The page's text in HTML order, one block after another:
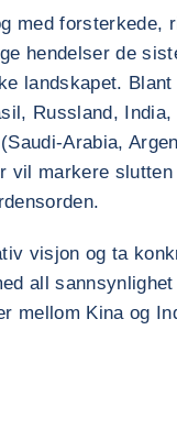
med forsterkede,
hendelser de
landskapet. Blant
Russland,
Arabia,
vil markere
visjon og ta
all
mellom Kina og